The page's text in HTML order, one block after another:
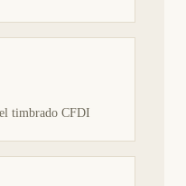
timbrado CFDI